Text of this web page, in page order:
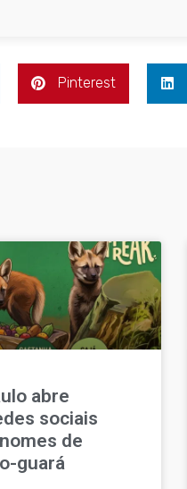
Pinterest
abre
sociais
de
guará